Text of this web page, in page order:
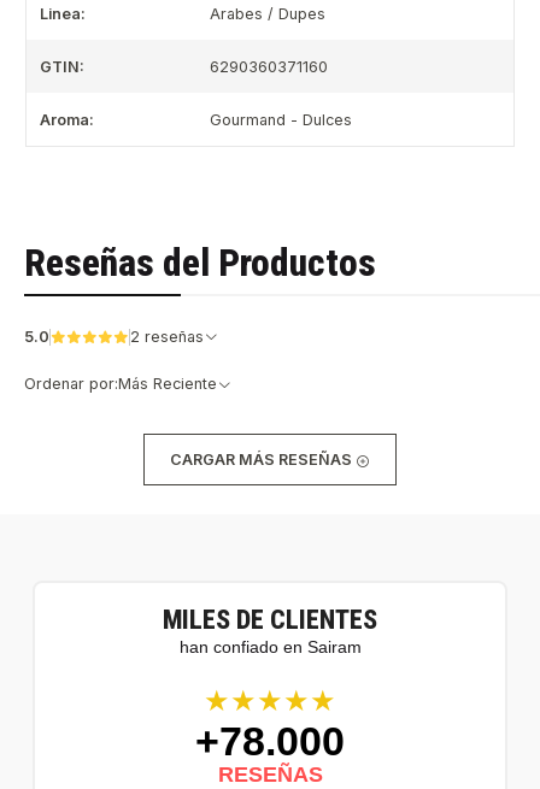
Linea: Arabes / Dupes
GTIN: 6290360371160
Aroma: Gourmand - Dulces
Reseñas del Productos
5.0 2 reseñas
Ordenar por:Más Reciente
CARGAR MÁS RESEÑAS
MILES DE CLIENTES
han confiado en Sairam
★★★★★
+78.000
RESEÑAS